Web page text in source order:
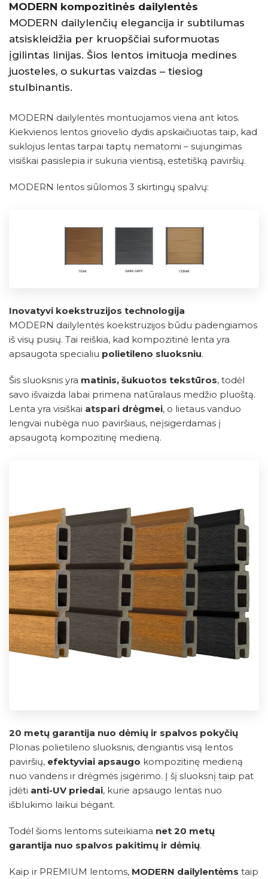
MODERN kompozitinės dailylentės
MODERN dailylenčių elegancija ir subtilumas
atsiskleidžia per kruopščiai suformuotas
įgilintas linijas. Šios lentos imituoja medines
juosteles, o sukurtas vaizdas – tiesiog
stulbinantis.
MODERN dailylentės montuojamos viena ant kitos.
Kiekvienos lentos griovelio dydis apskaičiuotas taip, kad
suklojus lentas tarpai taptų nematomi – sujungimas
visiškai pasislepia ir sukuria vientisą, estetišką paviršių.
MODERN lentos siūlomos 3 skirtingų spalvų:
Inovatyvi koekstruzijos technologija
MODERN dailylentės koekstruzijos būdu padengiamos
iš visų pusių. Tai reiškia, kad kompozitinė lenta yra
apsaugota specialiu polietileno sluoksniu.
Šis sluoksnis yra matinis, šukuotos tekstūros, todėl
savo išvaizda labai primena natūralaus medžio pluoštą.
Lenta yra visiškai atspari drėgmei, o lietaus vanduo
lengvai nubėga nuo paviršiaus, neįsigerdamas į
apsaugotą kompozitinę medieną.
20 metų garantija nuo dėmių ir spalvos pokyčių
Plonas polietileno sluoksnis, dengiantis visą lentos
paviršių, efektyviai apsaugo kompozitinę medieną
nuo vandens ir drėgmės įsigėrimo. Į šį sluoksnį taip pat
įdėti anti-UV priedai, kurie apsaugo lentas nuo
išblukimo laikui bėgant.
Todėl šioms lentoms suteikiama net 20 metų
garantija nuo spalvos pakitimų ir dėmių.
Kaip ir PREMIUM lentoms, MODERN dailylentėms taip